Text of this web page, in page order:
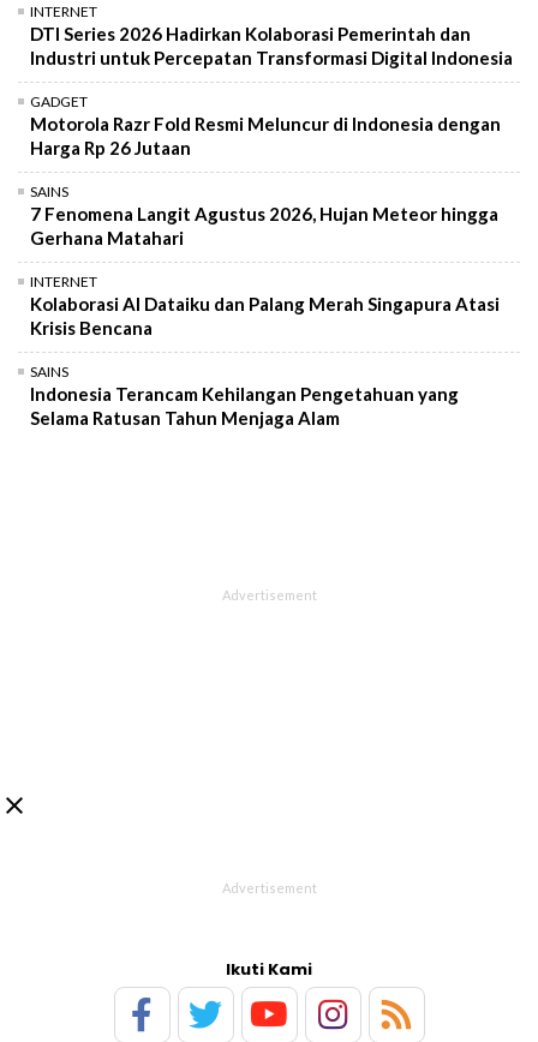
INTERNET
DTI Series 2026 Hadirkan Kolaborasi Pemerintah dan
Industri untuk Percepatan Transformasi Digital Indonesia
GADGET
Motorola Razr Fold Resmi Meluncur di Indonesia dengan
Harga Rp 26 Jutaan
SAINS
7 Fenomena Langit Agustus 2026, Hujan Meteor hingga
Gerhana Matahari
INTERNET
Kolaborasi AI Dataiku dan Palang Merah Singapura Atasi
Krisis Bencana
SAINS
Indonesia Terancam Kehilangan Pengetahuan yang
Selama Ratusan Tahun Menjaga Alam

Ikuti Kami